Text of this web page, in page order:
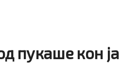
пукаше кон